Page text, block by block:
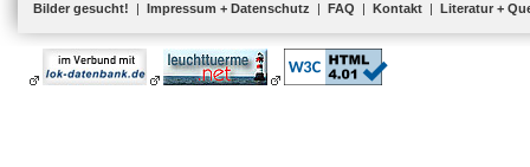
Bilder gesucht! | Impressum + Datenschutz | FAQ | Kontakt | Literatur +